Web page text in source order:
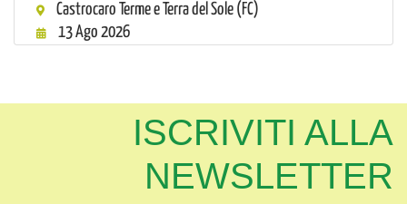
Castrocaro Terme e Terra del Sole (FC)
13 Ago 2026
ISCRIVITI ALLA
NEWSLETTER